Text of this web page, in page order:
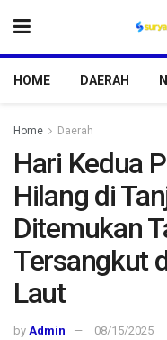
HOME DAERAH
Home Daerah
Hari Kedua
Hilang di
Ditemukan
Tersangkut
Laut
by Admin 08/15/2025